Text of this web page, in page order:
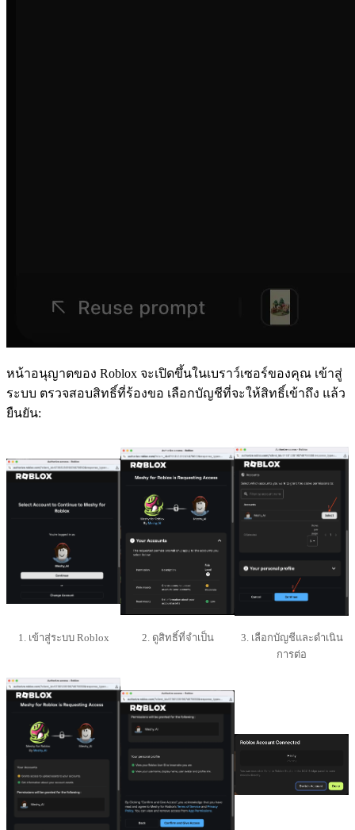
หน้าอนุญาตของ Roblox จะเปิดขึ้นในเบราว์เซอร์ของคุณ เข้าสู่
ระบบ ตรวจสอบสิทธิ์ที่ร้องขอ เลือกบัญชีที่จะให้สิทธิ์เข้าถึง แล้ว
ยืนยัน:
1. เข้าสู่ระบบ Roblox 2. ดูสิทธิ์ที่จำเป็น
3. เลือกบัญชีและดำเนิน
การต่อ